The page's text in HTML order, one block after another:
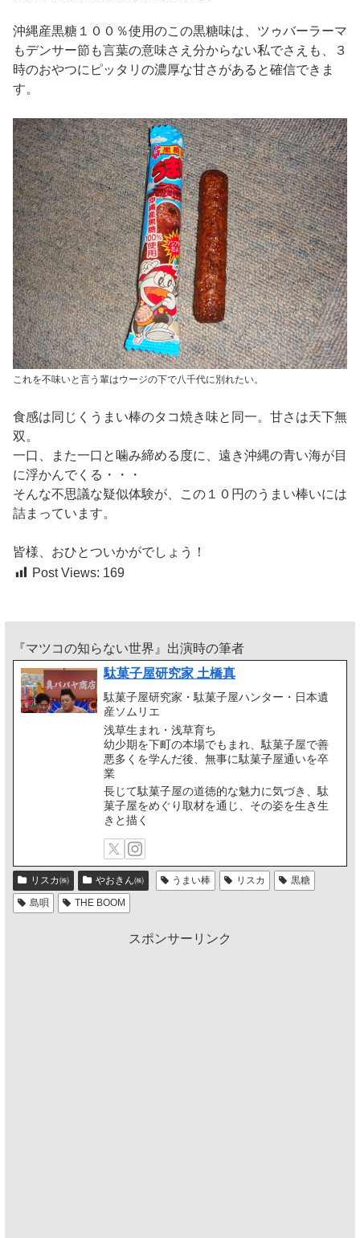
沖縄産黒糖１００％使用のこの黒糖味は、ツゥバーラーマ
もデンサー節も言葉の意味さえ分からない私でさえも、３
時のおやつにピッタリの濃厚な甘さがあると確信できま
す。
これを不味いと言う輩はウージの下で八千代に別れたい。
食感は同じくうまい棒のタコ焼き味と同一。甘さは天下無
双。
一口、また一口と噛み締める度に、遠き沖縄の青い海が目
に浮かんでくる・・・
そんな不思議な疑似体験が、この１０円のうまい棒いには
詰まっています。
皆様、おひとついかがでしょう！
Post Views: 169
『マツコの知らない世界』出演時の筆者
駄菓子屋研究家 土橋真
駄菓子屋研究家・駄菓子屋ハンター・日本遺
産ソムリエ
浅草生まれ・浅草育ち
幼少期を下町の本場でもまれ、駄菓子屋で善
悪多くを学んだ後、無事に駄菓子屋通いを卒
業
長じて駄菓子屋の道徳的な魅力に気づき、駄
菓子屋をめぐり取材を通じ、その姿を生き生
きと描く
リスカ㈱ やおきん㈱ うまい棒 リスカ
黒糖
島唄
THE BOOM
スポンサーリンク